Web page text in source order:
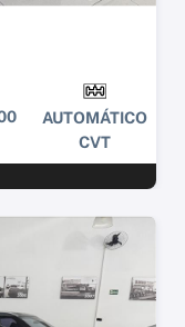
AUTOMÁTICO
CVT